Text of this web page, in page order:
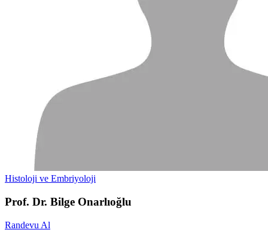
Histoloji ve Embriyoloji
Prof. Dr. Bilge Onarlıoğlu
Randevu Al